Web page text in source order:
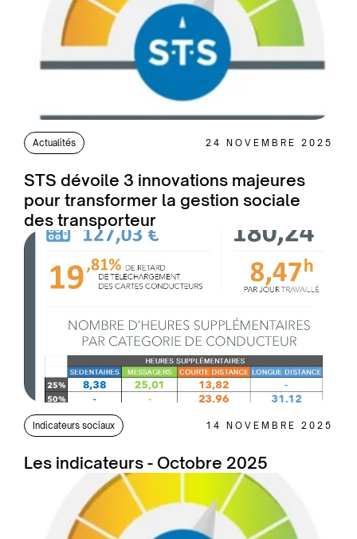
Actualités 24 NOVEMBRE 2025
STS dévoile 3 innovations majeures
pour transformer la gestion sociale
des transporteur
Indicateurs sociaux 14 NOVEMBRE 2025
Les indicateurs - Octobre 2025